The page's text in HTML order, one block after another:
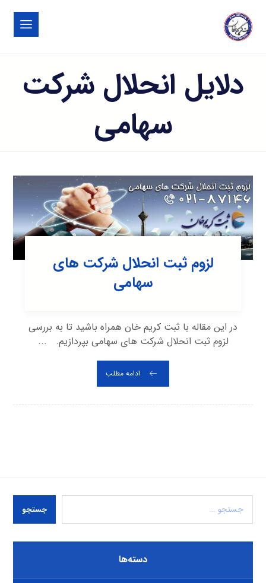
دلایل انحلال شرکت
سهامی
لزوم ثبت انحلال شرکت های
سهامی
در این مقاله با ثبت کریم خان همراه باشید تا به بررسی
لزوم ثبت انحلال شرکت های سهامی بپردازیم. ...
ادامه مطلب
جستجو
دسته‌ها